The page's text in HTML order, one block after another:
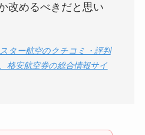
改めるべきだと思い
ター航空のクチコミ・評判
格安航空券の総合情報サイ